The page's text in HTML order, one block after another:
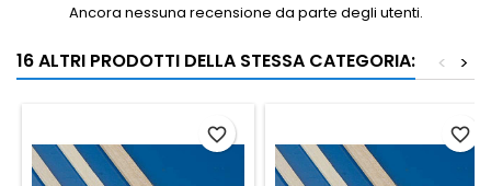
Ancora nessuna recensione da parte degli utenti.
16 ALTRI PRODOTTI DELLA STESSA CATEGORIA: >
<
favorite_border favorite_border